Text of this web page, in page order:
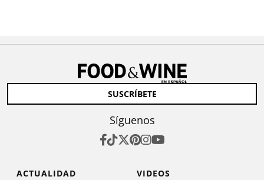
SUSCRÍBETE
Síguenos
ACTUALIDAD
VIDEOS